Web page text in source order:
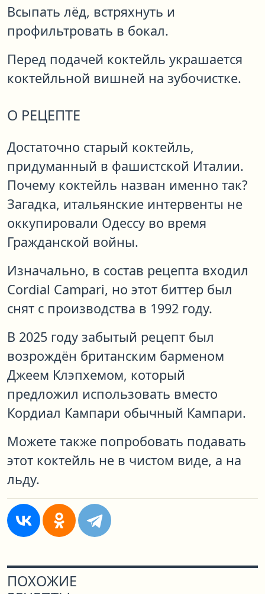
Всыпать лёд, встряхнуть и
профильтровать в бокал.
Перед подачей коктейль украшается
коктейльной вишней на зубочистке.
О РЕЦЕПТЕ
Достаточно старый коктейль,
придуманный в фашистской Италии.
Почему коктейль назван именно так?
Загадка, итальянские интервенты не
оккупировали Одессу во время
Гражданской войны.
Изначально, в состав рецепта входил
Cordial Campari, но этот биттер был
снят с производства в 1992 году.
В 2025 году забытый рецепт был
возрождён британским барменом
Джеем Клэпхемом, который
предложил использовать вместо
Кордиал Кампари обычный Кампари.
Можете также попробовать подавать
этот коктейль не в чистом виде, а на
льду.
ПОХОЖИЕ